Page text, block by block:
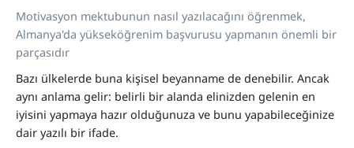
Motivasyon mektubunun nasıl yazılacağını öğrenmek,
Almanya'da yükseköğrenim başvurusu yapmanın önemli bir
parçasıdır
Bazı ülkelerde buna kişisel beyanname de denebilir. Ancak
aynı anlama gelir: belirli bir alanda elinizden gelenin en
iyisini yapmaya hazır olduğunuza ve bunu yapabileceğinize
dair yazılı bir ifade.